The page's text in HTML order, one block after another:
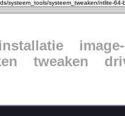
tweaken